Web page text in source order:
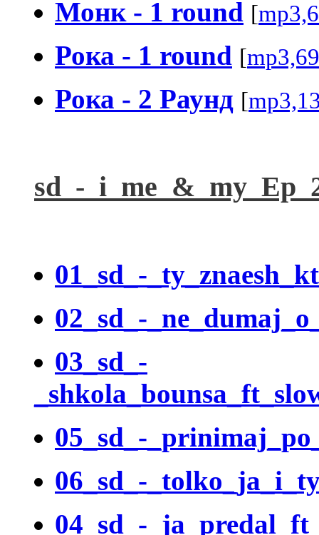
Монк - 1 round [
Рока - 1 round [
Рока - 2 Раунд [
sd_-
01_sd_-
02_sd_-
03_sd_-
05_sd_-
06_sd_-
04_sd_-